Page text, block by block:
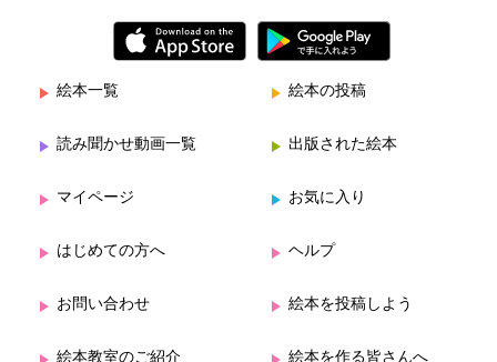
絵本一覧 絵本の投稿
読み聞かせ動画一覧 出版された絵本
マイページ お気に入り
はじめての方へ ヘルプ
お問い合わせ 絵本を投稿しよう
絵本教室のご紹介 絵本を作る皆さんへ